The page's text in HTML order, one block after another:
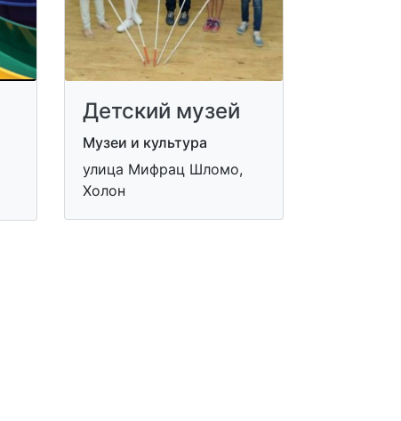
Детский музей
Музеи и культура
улица Мифрац Шломо,
Холон